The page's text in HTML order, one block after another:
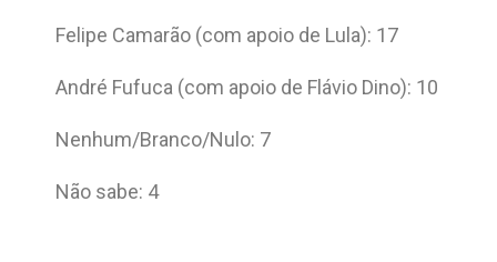
Felipe Camarão (com apoio de Lula): 17
André Fufuca (com apoio de Flávio Dino): 10
Nenhum/Branco/Nulo: 7
Não sabe: 4